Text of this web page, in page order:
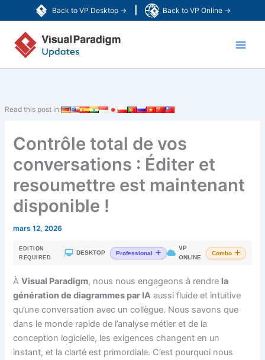
Back to VP Desktop → Back to VP Online →
au
contenu
Read this post in:
Contrôle total de vos
conversations : Éditer et
resoumettre est maintenant
disponible !
mars 12, 2026
EDITION
REQUIRED
DESKTOP Professional
VP
ONLINE
Combo
ÀVisual Paradigm, nous nous engageons à rendre la
génération de diagrammes par IA aussi fluide et intuitive
qu’une conversation avec un collègue. Nous savons que
dans le monde rapide de l’analyse métier et de la
conception logicielle, les exigences changent en un
instant, et la clarté est primordiale. C’est pourquoi nous